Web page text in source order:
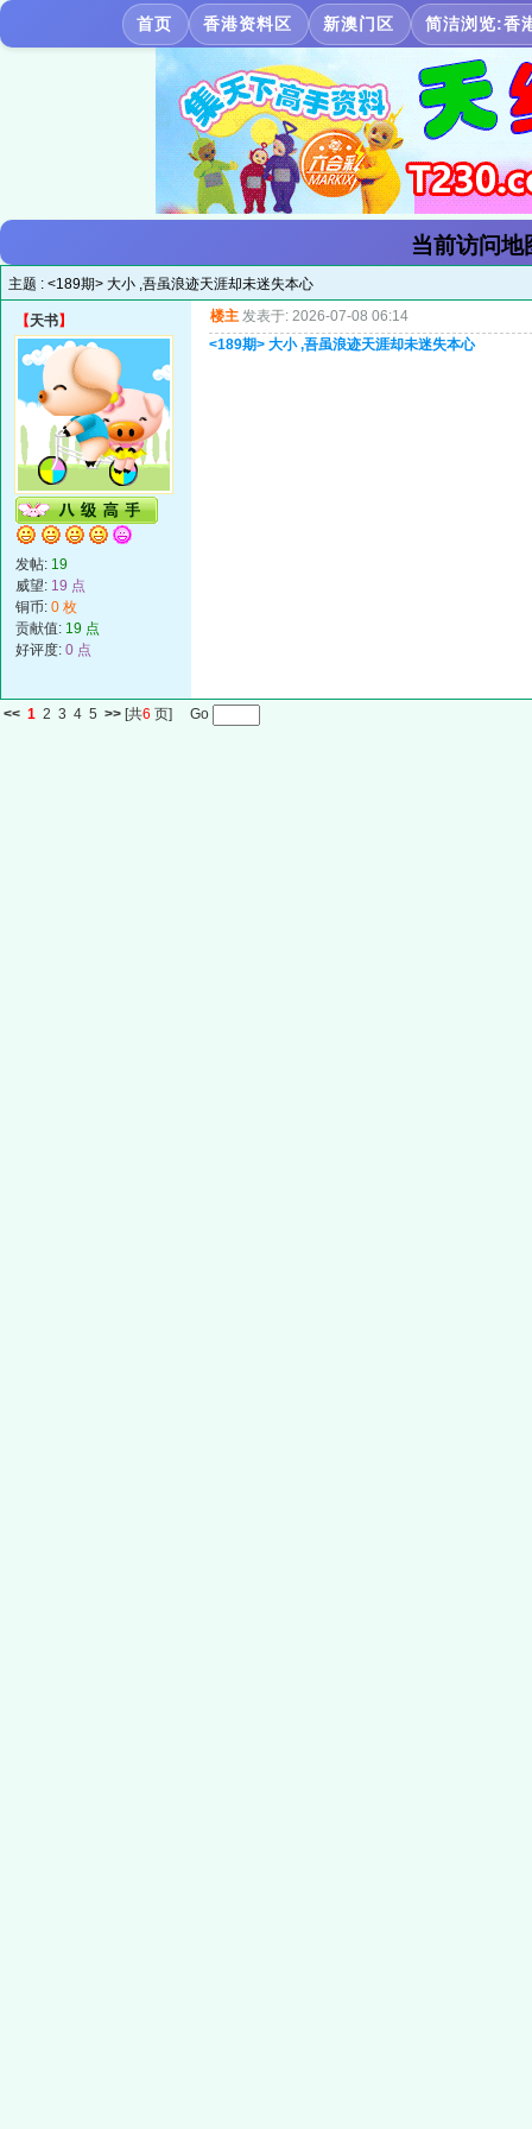
首页 香港资料区 新澳门区 简洁浏览:香
当前访问地
主题 : <189期> 大小 ,吾虽浪迹天涯却未迷失本心
【天书】
发帖: 19
威望: 19 点
铜币: 0 枚
贡献值: 19 点
好评度: 0 点
楼主 发表于: 2026-07-08 06:14
<189期> 大小 ,吾虽浪迹天涯却未迷失本心
<< 1 2 3 4 5 >> [共6 页] Go